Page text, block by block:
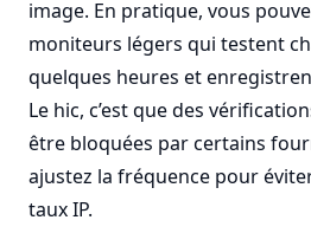
image. En pratique, vous
moniteurs légers qui testent
quelques heures et
Le hic, c’est que des
être bloquées par certains
ajustez la fréquence pour
taux IP.